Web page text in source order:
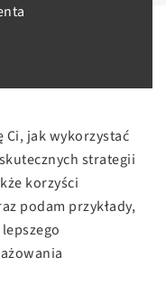
jak wykorzystać
strategii
korzyści
podam przykłady,